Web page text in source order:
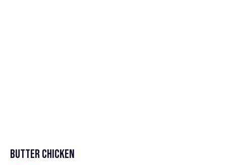
BUTTER CHICKEN